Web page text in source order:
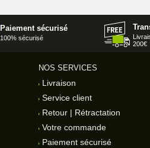
Paiement sécurisé
100% sécurisé
200€
NOS SERVICES
Livraison
Service client
Retour | Rétractation
Votre commande
Paiement sécurisé